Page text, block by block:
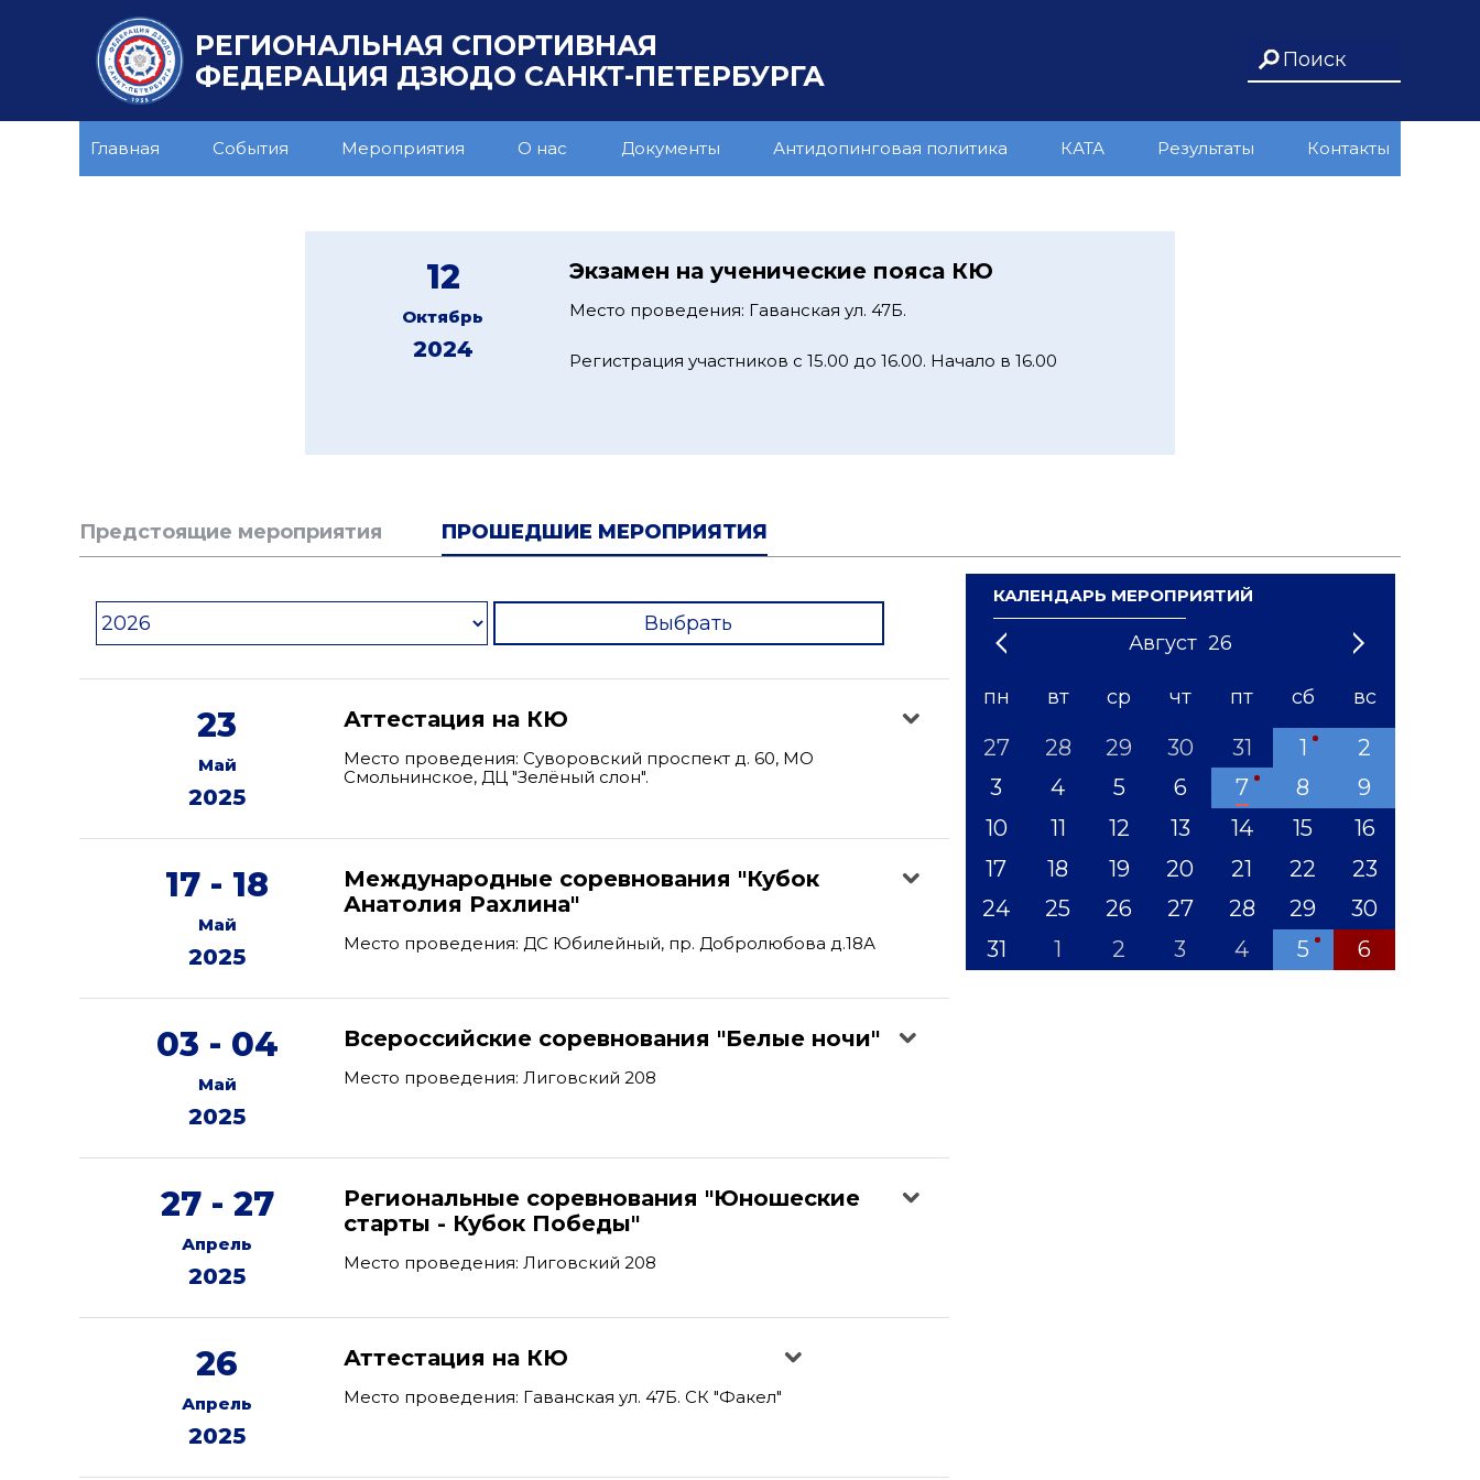
РЕГИОНАЛЬНАЯ СПОРТИВНАЯ
ФЕДЕРАЦИЯ ДЗЮДО САНКТ-ПЕТЕРБУРГА
Главная События Мероприятия О нас Документы Антидопинговая политика КАТА Результаты Контакты
12
Октябрь
2024
Экзамен на ученические пояса КЮ
Место проведения: Гаванская ул. 47Б.
Регистрация участников с 15.00 до 16.00. Начало в 16.00
Предстоящие мероприятия ПРОШЕДШИЕ МЕРОПРИЯТИЯ
Выбрать
23
Май
2025
Аттестация на КЮ
Место проведения: Суворовский проспект д. 60, МО
Смольнинское, ДЦ "Зелёный слон".
17 - 18
Май
2025
Международные соревнования "Кубок
Анатолия Рахлина"
Место проведения: ДС Юбилейный, пр. Добролюбова д.18А
03 - 04
Май
2025
Всероссийские соревнования "Белые ночи"
Место проведения: Лиговский 208
27 - 27
Апрель
2025
Региональные соревнования "Юношеские
старты - Кубок Победы"
Место проведения: Лиговский 208
26
Апрель
2025
Аттестация на КЮ
Место проведения: Гаванская ул. 47Б. СК "Факел"
КАЛЕНДАРЬ МЕРОПРИЯТИЙ
Август 26
1 3 5 8 10 12
'21 '23 '24 '25 '26 '27 '28 '29 '31
пн вт ср чт пт сб вс
27 28 29 30 31 1
2
3
4 5 6 7 8
9
10
11 12 13 14 15
16
17
18 19 20 21 22
23
24
25 26 27 28 29
30
31
1 2 3 4 5 6